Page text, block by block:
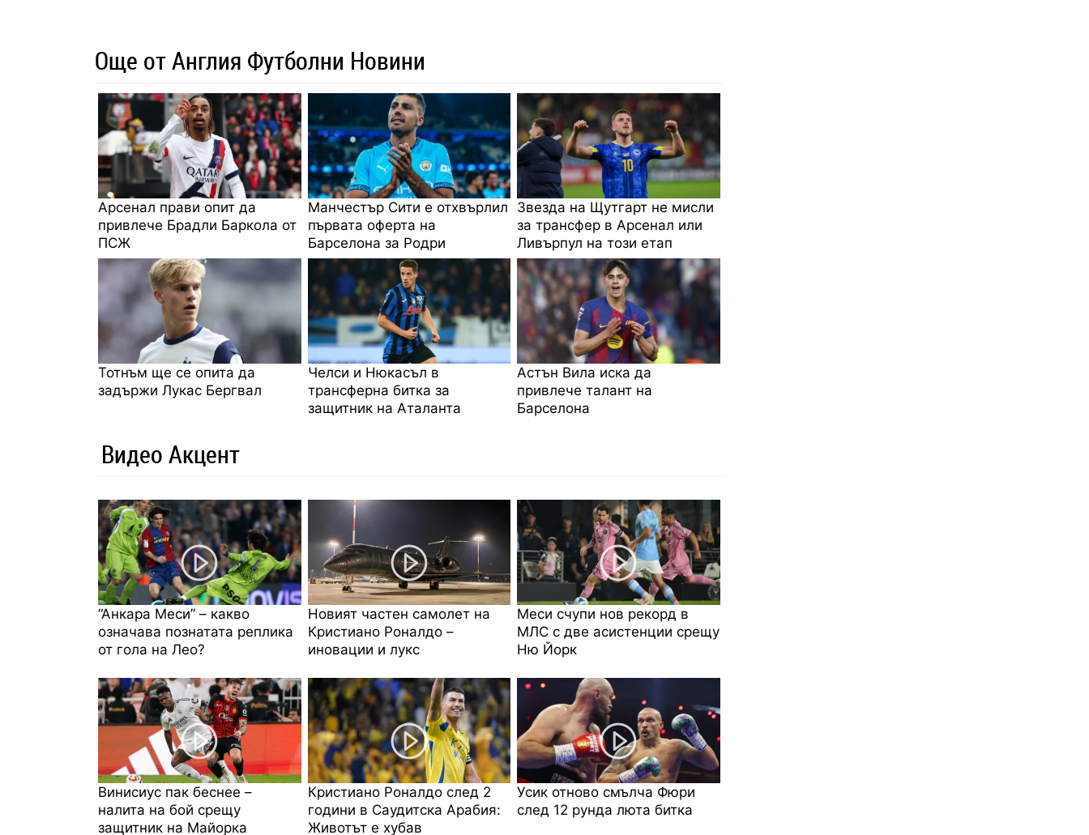
Още от Англия Футболни Новини
Арсенал прави опит да
привлече Брадли Баркола от
ПСЖ
Манчестър Сити е отхвърлил
първата оферта на
Барселона за Родри
Звезда на Щутгарт не мисли
за трансфер в Арсенал или
Ливърпул на този етап
Тотнъм ще се опита да
задържи Лукас Бергвал
Челси и Нюкасъл в
трансферна битка за
защитник на Аталанта
Астън Вила иска да
привлече талант на
Барселона
Видео Акцент
“Анкара Меси” – какво
означава познатата реплика
от гола на Лео?
Новият частен самолет на
Кристиано Роналдо –
иновации и лукс
Меси счупи нов рекорд в
МЛС с две асистенции срещу
Ню Йорк
Винисиус пак беснее –
налита на бой срещу
защитник на Майорка
Кристиано Роналдо след 2
години в Саудитска Арабия:
Животът е хубав
Усик отново смълча Фюри
след 12 рунда люта битка